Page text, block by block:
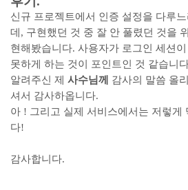
신규 프로젝트에서 인증 설정을 다루
데, 구현했던 것 중 잘 안 풀렸던 것을
현해봤습니다. 사용자가 로그인 세션
못하게 하는 것이 포인트인 것 같습니
알려주신 제 사수님께
감사의 말씀 올
셔서 감사하옵니다.
아 ! 그리고 실제 서비스에서는 저렇게
다!
감사합니다.